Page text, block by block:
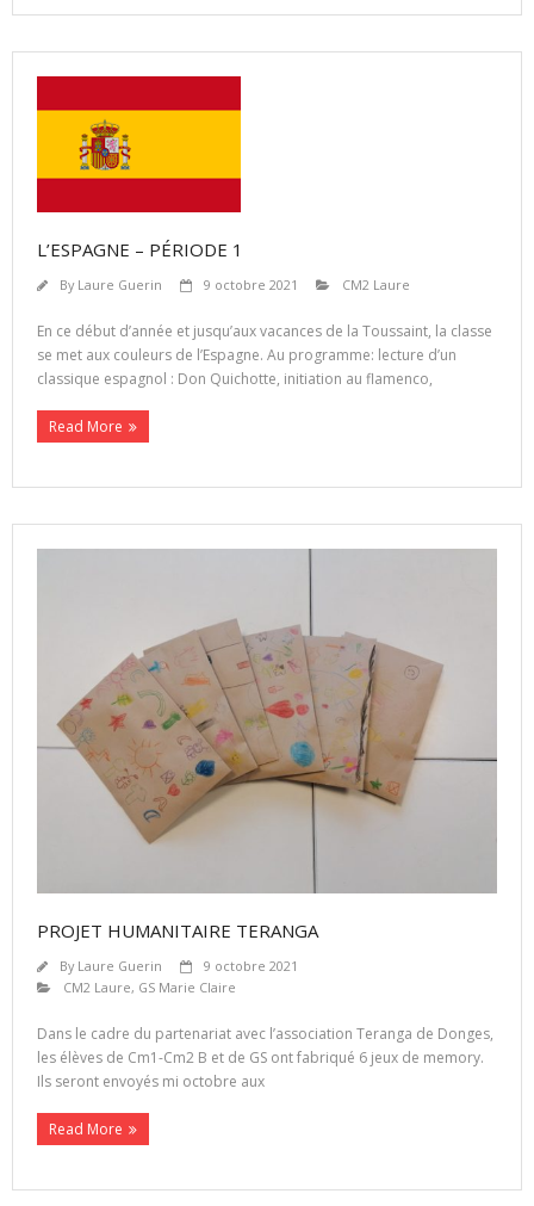
L’ESPAGNE – PÉRIODE 1
By Laure Guerin 9 octobre 2021 CM2 Laure
En ce début d’année et jusqu’aux vacances de la Toussaint, la classe
se met aux couleurs de l’Espagne. Au programme: lecture d’un
classique espagnol : Don Quichotte, initiation au flamenco,
Read More
PROJET HUMANITAIRE TERANGA
By Laure Guerin
9 octobre 2021
CM2 Laure, GS Marie Claire
Dans le cadre du partenariat avec l’association Teranga de Donges,
les élèves de Cm1-Cm2 B et de GS ont fabriqué 6 jeux de memory.
Ils seront envoyés mi octobre aux
Read More